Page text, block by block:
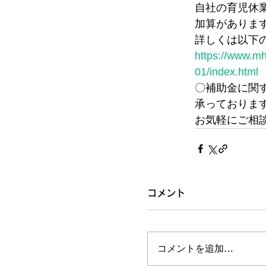
自社の育児休
加算がありま
詳しくは以下
https://
01/index.html
〇補助金に関
承っておりま
お気軽にご相
コメント
コメントを追加…